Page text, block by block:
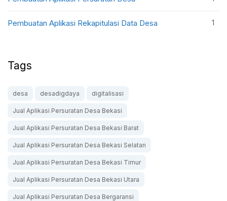
Pembuatan Aplikasi Rekapitulasi Data Desa 1
Tags
desa desadigdaya digitalisasi
Jual Aplikasi Persuratan Desa Bekasi
Jual Aplikasi Persuratan Desa Bekasi Barat
Jual Aplikasi Persuratan Desa Bekasi Selatan
Jual Aplikasi Persuratan Desa Bekasi Timur
Jual Aplikasi Persuratan Desa Bekasi Utara
Jual Aplikasi Persuratan Desa Bergaransi